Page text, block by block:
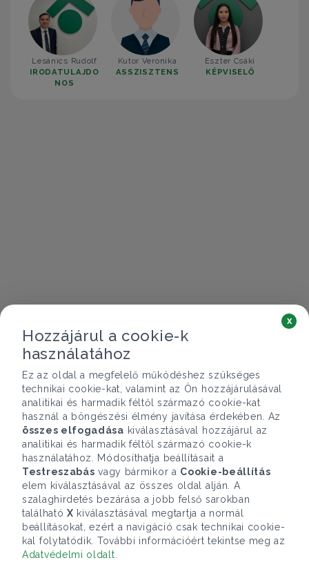
Lesánics Rudolf
IRODATULAJDO
NOS
Kutor Veronika
ASSZISZTENS
Eszter Csáki
KÉPVISELŐ
Hozzájárul a cookie-k
használatához
Ez az oldal a megfelelő működéshez szükséges
technikai cookie-kat, valamint az Ön hozzájárulásával
analitikai és harmadik féltől származó cookie-kat
használ a böngészési élmény javítása érdekében. Az
összes elfogadása kiválasztásával hozzájárul az
analitikai és harmadik féltől származó cookie-k
használatához. Módosíthatja beállításait a
Testreszabás vagy bármikor a Cookie-beállítás
elem kiválasztásával az összes oldal alján. A
szalaghirdetés bezárása a jobb felső sarokban
található X kiválasztásával megtartja a normál
beállításokat, ezért a navigáció csak technikai cookie-
kal folytatódik. További információért tekintse meg az
Adatvédelmi oldalt
x